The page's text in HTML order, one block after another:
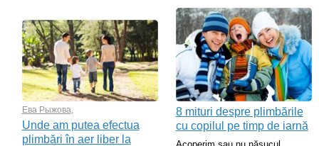
Ева Рыжова,
Unde am putea efectua
plimbări în aer liber la
8 mituri despre plimbările
cu copilul pe timp de iarnă